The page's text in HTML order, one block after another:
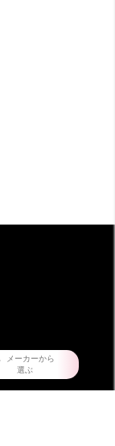
メーカーから
選ぶ